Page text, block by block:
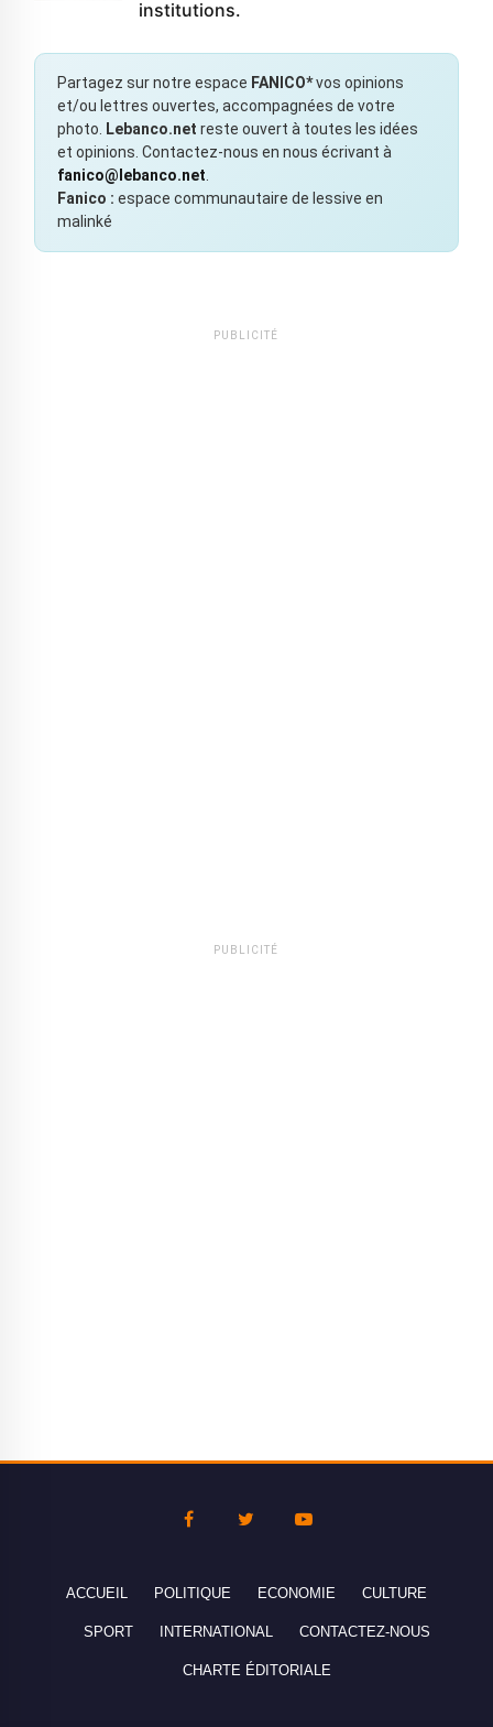
institutions.
Partagez sur notre espace FANICO*vos opinions
et/ou lettres ouvertes, accompagnées de votre
photo.
Lebanco.net reste ouvert à toutes les idées
et opinions. Contactez-nous en nous écrivant à
fanico@lebanco.net
Fanico : espace communautaire de lessive en
malinké
PUBLICITÉ
PUBLICITÉ
ACCUEIL POLITIQUE ECONOMIE CULTURE
SPORT INTERNATIONAL CONTACTEZ-NOUS
CHARTE ÉDITORIALE